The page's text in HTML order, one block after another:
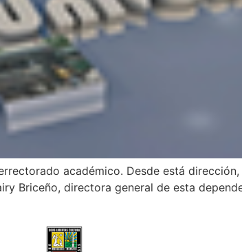
académico. Desde está
Briceño, directora general de esta